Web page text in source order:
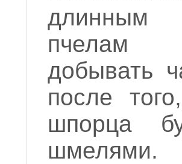
пчелам
добывать
после
шпорца
шмелями.